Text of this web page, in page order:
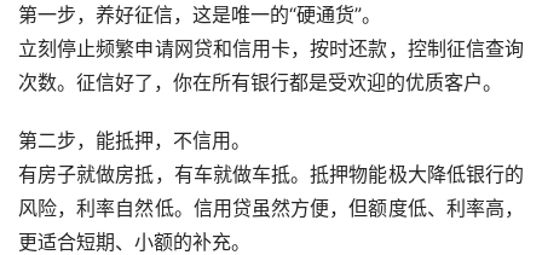
第一步，养好征信，这是唯一的“硬通货”。
立刻停止频繁申请网贷和信用卡，按时还款，控制征信查询
次数。征信好了，你在所有银行都是受欢迎的优质客户。
第二步，能抵押，不信用。
有房子就做房抵，有车就做车抵。抵押物能极大降低银行的
风险，利率自然低。信用贷虽然方便，但额度低、利率高，
更适合短期、小额的补充。